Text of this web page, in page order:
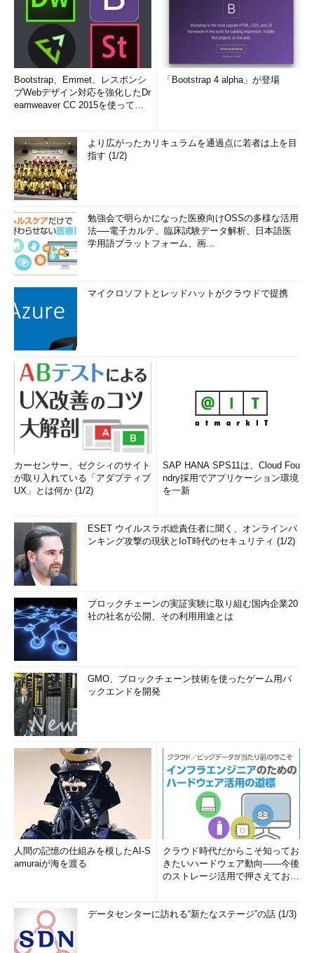
Bootstrap、Emmet、レスポンシ
ブWebデザイン対応を強化したDr
eamweaver CC 2015を使って
「Bootstrap 4 alpha」が登場
より広がったカリキュラムを通過点に若者は上を目
指す (1/2)
勉強会で明らかになった医療向けOSSの多様な活用
法──電子カルテ、臨床試験データ解析、日本語医
学用語プラットフォーム、画...
マイクロソフトとレッドハットがクラウドで提携
カーセンサー、ゼクシィのサイト
が取り入れている「アダプティブ
UX」とは何か (1/2)
SAP HANA SPS11は、Cloud Fou
ndry採用でアプリケーション環境
を一新
ESET ウイルスラボ総責任者に聞く、オンラインバ
ンキング攻撃の現状とIoT時代のセキュリティ (1/2)
ブロックチェーンの実証実験に取り組む国内企業20
社の社名が公開、その利用用途とは
GMO、ブロックチェーン技術を使ったゲーム用バ
ックエンドを開発
人間の記憶の仕組みを模したAI-S
amuraiが海を渡る
クラウド時代だからこそ知ってお
きたいハードウェア動向――今後
のストレージ活用で押さえておき
データセンターに訪れる“新たなステージ”の話 (1/3)